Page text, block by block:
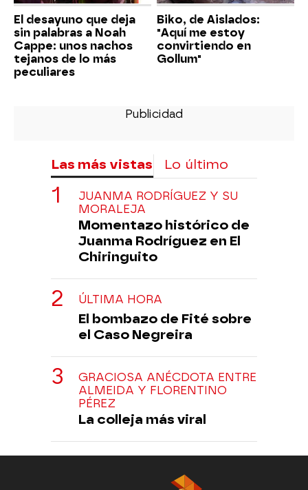
El desayuno que deja
sin palabras a Noah
Cappe: unos nachos
tejanos de lo más
peculiares
Biko, de Aislados:
"Aquí me estoy
convirtiendo en
Gollum"
Las más vistas Lo último
JUANMA RODRÍGUEZ Y SU
MORALEJA
Momentazo histórico de
Juanma Rodríguez en El
Chiringuito
ÚLTIMA HORA
El bombazo de Fité sobre
el Caso Negreira
GRACIOSA ANÉCDOTA ENTRE
ALMEIDA Y FLORENTINO
PÉREZ
La colleja más viral